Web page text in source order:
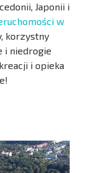
Japonii i
w
korzystny
i niedrogie
i opieka